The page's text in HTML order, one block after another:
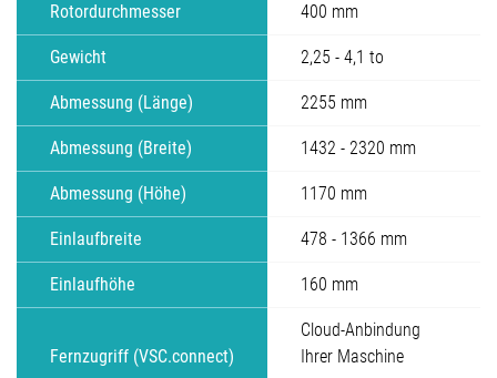
Rotordurchmesser 400 mm
Gewicht 2,25 - 4,1 to
Abmessung (Länge) 2255 mm
Abmessung (Breite) 1432 - 2320 mm
Abmessung (Höhe) 1170 mm
Einlaufbreite 478 - 1366 mm
Einlaufhöhe 160 mm
Fernzugriff (VSC.connect)
Cloud-Anbindung
Ihrer Maschine